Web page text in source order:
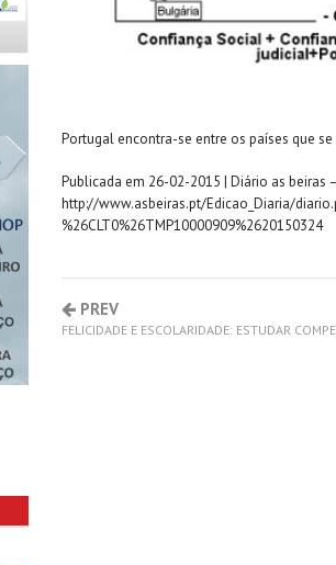
Portugal encontra-se entre os países que
Publicada em 26-02-2015 | Diário as beiras
http://www.asbeiras.pt/Edicao_Diaria/
%26CLT0%26TMP10000909%2620150324
PREV
FELICIDADE E ESCOLARIDADE: ESTUDAR